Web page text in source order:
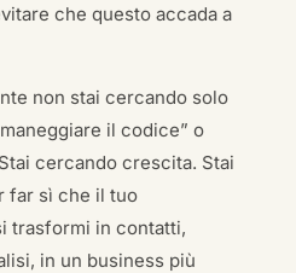
che questo accada a
non stai cercando solo
il codice” o
cercando crescita. Stai
far sì che il tuo
trasformi in contatti,
in un business più